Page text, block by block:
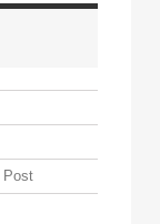
Post